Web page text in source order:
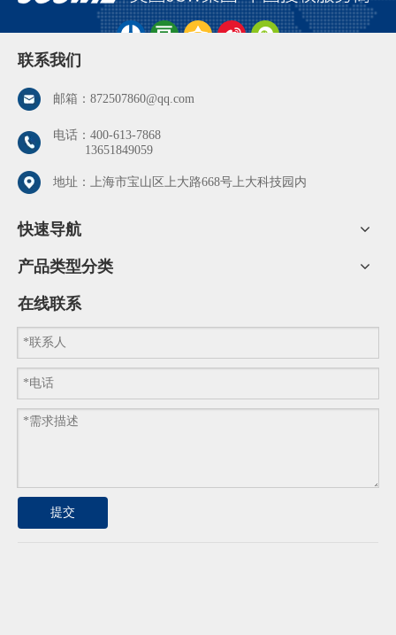
请在下方留下您的手机号，我们会第一时间与您沟通
联系我们
邮箱： 872507860@qq.com
电话： 400-613-7868
13651849059
地址：上海市宝山区上大路668号上大科技园内
快速导航
产品类型分类
在线联系
提交